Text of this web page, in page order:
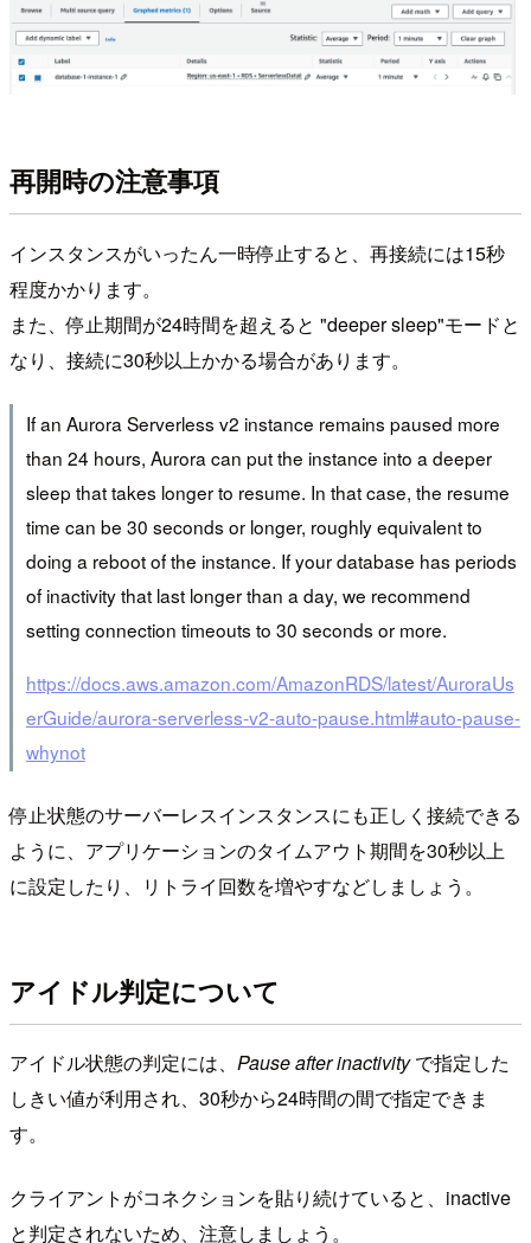
再開時の注意事項
インスタンスがいったん一時停止すると、再接続には15秒
程度かかります。
また、停止期間が24時間を超えると "deeper sleep"モードと
なり、接続に30秒以上かかる場合があります。
If an Aurora Serverless v2 instance remains paused more
than 24 hours, Aurora can put the instance into a deeper
sleep that takes longer to resume. In that case, the resume
time can be 30 seconds or longer, roughly equivalent to
doing a reboot of the instance. If your database has periods
of inactivity that last longer than a day, we recommend
setting connection timeouts to 30 seconds or more.
https://docs.aws.amazon.com/AmazonRDS/latest/AuroraUs
erGuide/aurora-serverless-v2-auto-pause.html#auto-pause-
whynot
停止状態のサーバーレスインスタンスにも正しく接続できる
ように、アプリケーションのタイムアウト期間を30秒以上
に設定したり、リトライ回数を増やすなどしましょう。
アイドル判定について
アイドル状態の判定には、 Pause after inactivityで指定した
しきい値が利用され、30秒から24時間の間で指定できま
す。
クライアントがコネクションを貼り続けていると、inactive
と判定されないため、注意しましょう。